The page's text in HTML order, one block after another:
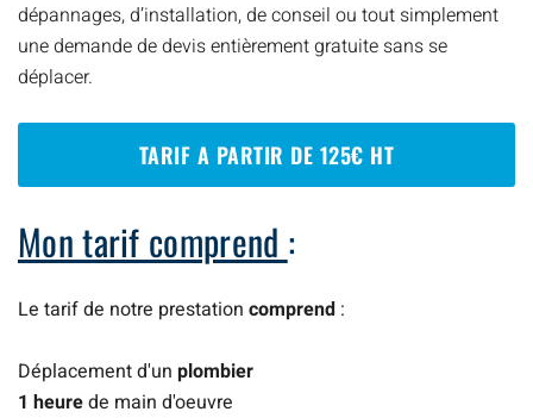
dépannages, d’installation, de conseil ou tout simplement
une demande de devis entièrement gratuite sans se
déplacer.
TARIF A PARTIR DE 125€ HT
Mon tarif comprend :
Le tarif de notre prestation comprend :
Déplacement d'un plombier
1 heurede main d'oeuvre